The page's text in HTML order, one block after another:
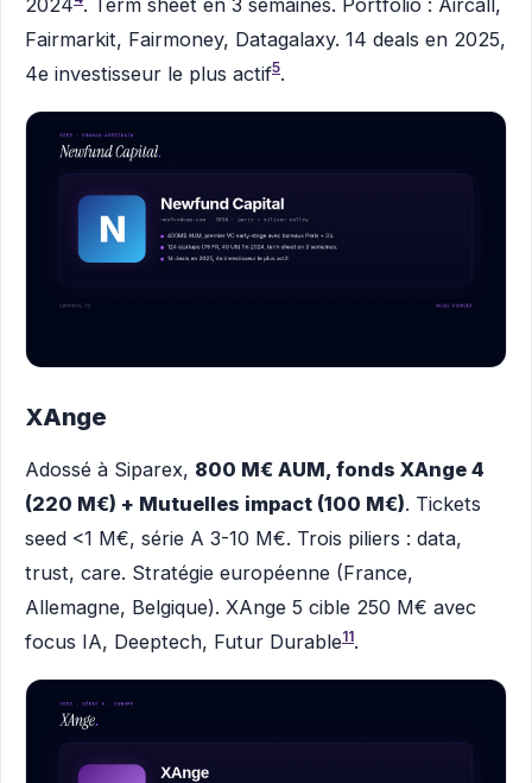
Fairmarkit, Fairmoney, Datagalaxy. 14 deals en 2025,
4e investisseur le plus actif5.
XAnge
Adossé à Siparex, 800 M€ AUM, fonds XAnge 4
(220 M€) + Mutuelles impact (100 M€). Tickets
seed <1 M€, série A 3-10 M€. Trois piliers : data,
trust, care. Stratégie européenne (France,
Allemagne, Belgique). XAnge 5 cible 250 M€ avec
focus IA, Deeptech, Futur Durable11.